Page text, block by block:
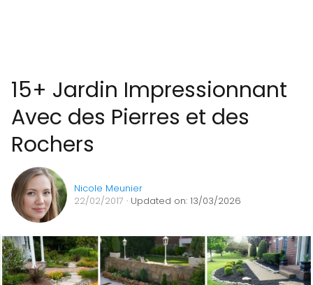
15+ Jardin Impressionnant
Avec des Pierres et des
Rochers
Nicole Meunier
22/02/2017 · Updated on: 13/03/2026